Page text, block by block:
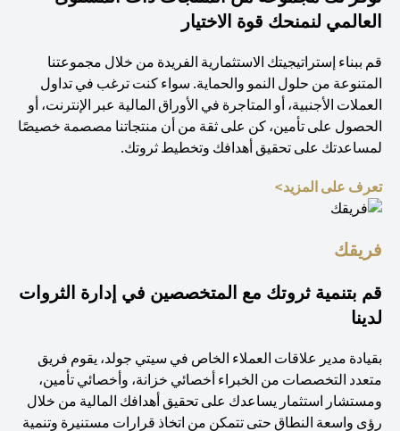
العالمي لنمنحك قوة الاختيار
قم ببناء إستراتيجيتك الاستثمارية الفريدة من خلال مجموعتنا
المتنوعة من حلول النمو والحماية. سواء كنت ترغب في تداول
العملات الأجنبية، أو المتاجرة في الأوراق المالية عبر الإنترنت، أو
الحصول على تأمين، كن على ثقة من أن منتجاتنا مصصمة خصيصًا
لمساعدتك على تحقيق أهدافك وتخطيط ثروتك.
تعرف على المزيد>
فريقك
قم بتنمية ثروتك مع المتخصصين في إدارة الثروات
لدينا
بقيادة مدير علاقات العملاء الخاص في سيتي جولد، يقوم فريق
متعدد التخصصات من الخبراء أخصائي خزانة، وأخصائي تأمين،
ومستشار استثمار يساعدك على تحقيق أهدافك المالية من خلال
رؤى واسعة النطاق حتى تتمكن من اتخاذ قرارات مستنيرة وتنمية